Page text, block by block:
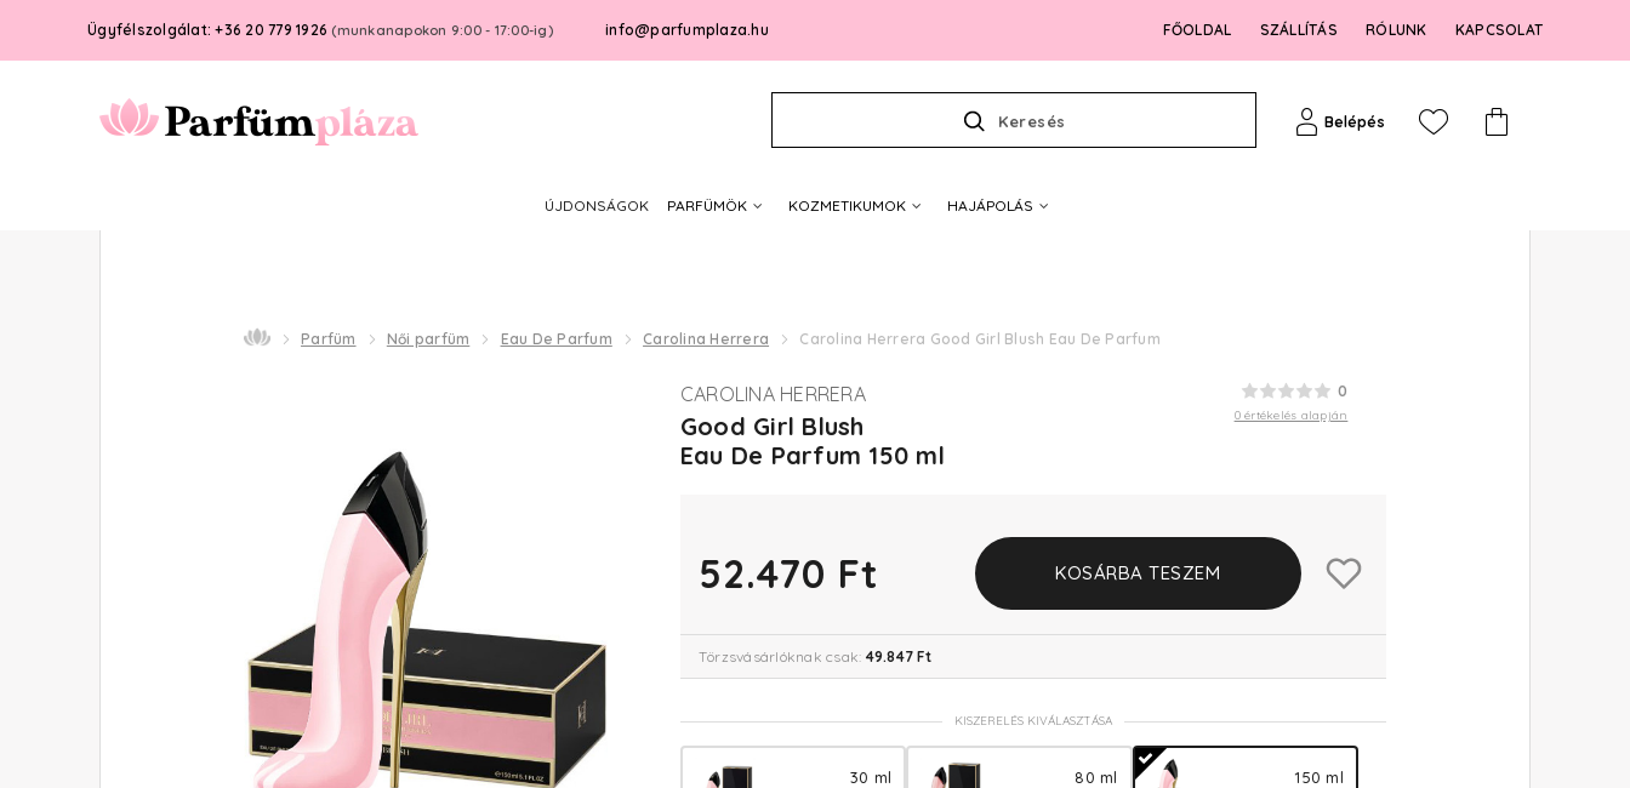
Ügyfélszolgálat: +36 20 779 1926 (munkanapokon 9:00 - 17:00-ig) info@parfumplaza.hu FŐOLDAL SZÁLLÍTÁS RÓLUNK KAPCSOLAT
Keresés Belépés
ÚJDONSÁGOK PARFÜMÖK KOZMETIKUMOK HAJÁPOLÁS
Parfüm Női parfüm Eau De Parfum Carolina Herrera Carolina Herrera Good Girl Blush Eau De Parfum
0
0 értékelés alapján
CAROLINA HERRERA
Good Girl Blush
Eau De Parfum 150 ml
52.470 Ft KOSÁRBA TESZEM
Törzsvásárlóknak csak: 49.847 Ft
KISZERELÉS KIVÁLASZTÁSA
30 ml
80 ml
150 ml